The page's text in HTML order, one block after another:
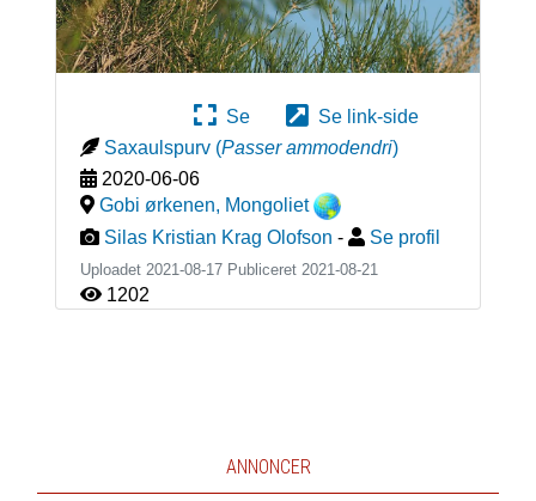
Se
Se link-side
Saxaulspurv (Passer ammodendri)
2020-06-06
Gobi ørkenen, Mongoliet
Silas Kristian Krag Olofson - Se profil
Uploadet 2021-08-17 Publiceret 2021-08-21
1202
ANNONCER